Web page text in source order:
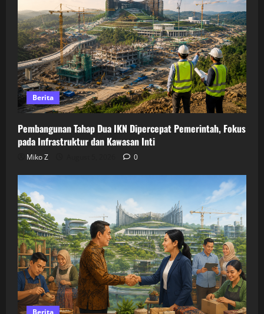
Berita
Pembangunan Tahap Dua IKN Dipercepat Pemerintah, Fokus
pada Infrastruktur dan Kawasan Inti
Miko Z 0